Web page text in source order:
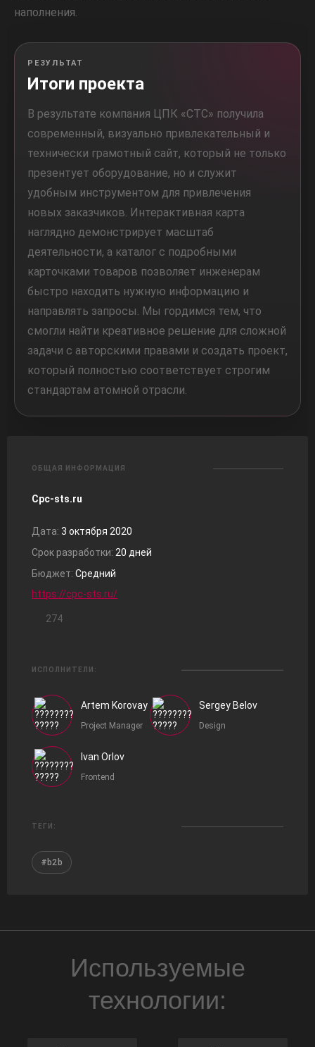
наполнения.
РЕЗУЛЬТАТ
Итоги проекта
В результате компания ЦПК «СТС» получила
современный, визуально привлекательный и
технически грамотный сайт, который не только
презентует оборудование, но и служит
удобным инструментом для привлечения
новых заказчиков. Интерактивная карта
наглядно демонстрирует масштаб
деятельности, а каталог с подробными
карточками товаров позволяет инженерам
быстро находить нужную информацию и
направлять запросы. Мы гордимся тем, что
смогли найти креативное решение для сложной
задачи с авторскими правами и создать проект,
который полностью соответствует строгим
стандартам атомной отрасли.
ОБЩАЯ ИНФОРМАЦИЯ
Cpc-sts.ru
Дата: 3 октября 2020
Срок разработки: 20 дней
Бюджет: Средний
https://cpc-sts.ru/
274
ИСПОЛНИТЕЛИ:
Artem Korovay
Project Manager
Sergey Belov
Design
Ivan Orlov
Frontend
ТЕГИ:
#b2b
Используемые
технологии: